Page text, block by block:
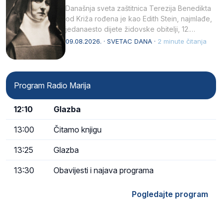
Današnja sveta zaštitnica Terezija Benedikta
od Križa rođena je kao Edith Stein, najmlađe,
jedanaesto dijete židovske obitelji, 12.
listopada 1891, u Wrocławu…
09.08.2026. · SVETAC DANA · 2 minute čitanja
Program Radio Marija
12:10 Glazba
13:00 Čitamo knjigu
13:25 Glazba
13:30 Obavijesti i najava programa
Pogledajte program